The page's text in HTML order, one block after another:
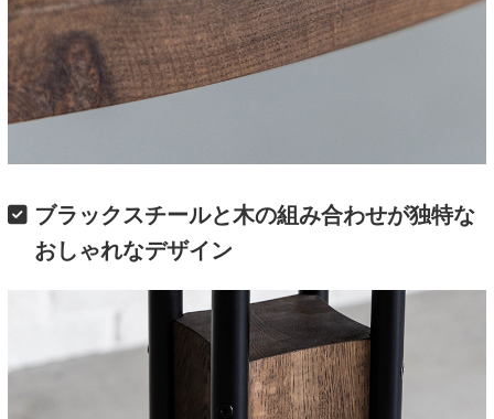
ブラックスチールと木の組み合わせが独特な
おしゃれなデザイン